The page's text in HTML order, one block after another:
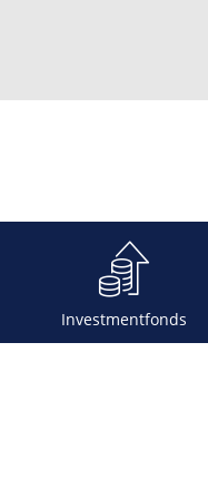
Investmentfonds